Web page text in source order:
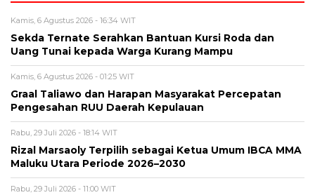
Kamis, 6 Agustus 2026 - 16:34 WIT
Sekda Ternate Serahkan Bantuan Kursi Roda dan
Uang Tunai kepada Warga Kurang Mampu
Kamis, 6 Agustus 2026 - 01:25 WIT
Graal Taliawo dan Harapan Masyarakat Percepatan
Pengesahan RUU Daerah Kepulauan
Rabu, 29 Juli 2026 - 18:14 WIT
Rizal Marsaoly Terpilih sebagai Ketua Umum IBCA MMA
Maluku Utara Periode 2026–2030
Rabu, 29 Juli 2026 - 11:00 WIT